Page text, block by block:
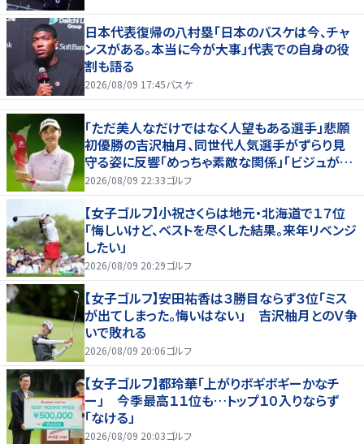
日本代表復帰の八村塁「日本のバスケは今、チャ
ンスがある。本当に今が大事」代表での自身の役
割も語る
2026/08/09 17:45バスケ
「ただ美人なだけではなく人望もある選手」悲願
初優勝の吉沢柚月、同世代人気選手がずらり見
守る姿に反響「めっちゃ素敵な関係」「ビジュが良
すぎてびっくり」
2026/08/09 22:33ゴルフ
【女子ゴルフ】小祝さくらは地元・北海道で１７位
「悔しいけど、ベストを尽くした結果。来年リベンジ
したい」
2026/08/09 20:29ゴルフ
【女子ゴルフ】安田祐香は３勝目ならず３位「ミス
が出てしまった。悔いはない」 吉沢柚月とのＶ争
いで敗れる
2026/08/09 20:06ゴルフ
【女子ゴルフ】都玲華「上がりボギボギーかなチ
ー」 今季最高１１位も…トップ１０入りならず
「なける」
2026/08/09 20:03ゴルフ